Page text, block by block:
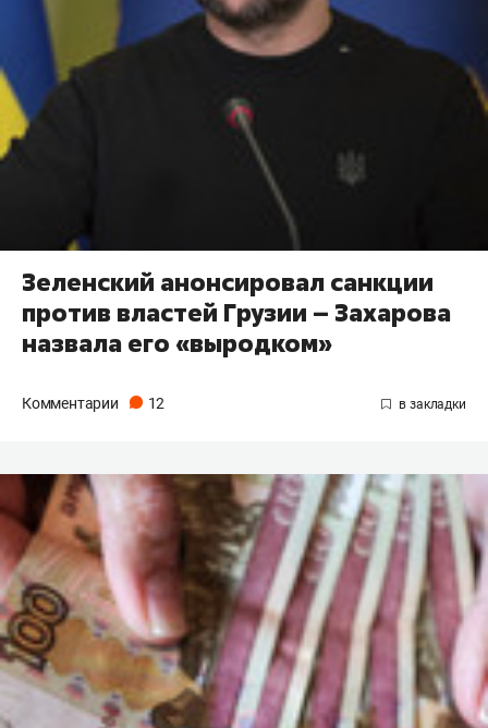
Зеленский анонсировал санкции
против властей Грузии – Захарова
назвала его «выродком»
Комментарии 12